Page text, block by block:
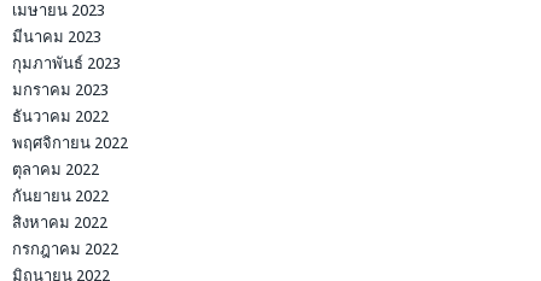
เมษายน 2023
มีนาคม 2023
กุมภาพันธ์ 2023
มกราคม 2023
ธันวาคม 2022
พฤศจิกายน 2022
ตุลาคม 2022
กันยายน 2022
สิงหาคม 2022
กรกฎาคม 2022
มิถุนายน 2022